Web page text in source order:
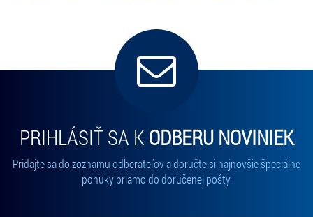
PRIHLÁSIŤ SA K ODBERU NOVINIEK
Pridajte sa do zoznamu odberateľov a doručte si najnovšie špeciálne
ponuky priamo do doručenej pošty.